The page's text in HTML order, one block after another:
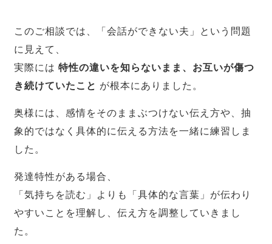
このご相談では、「会話ができない夫」という問題
に見えて、
実際には特性の違いを知らないまま、お互いが傷つ
き続けていたこと が根本にありました。
奥様には、感情をそのままぶつけない伝え方や、抽
象的ではなく具体的に伝える方法を一緒に練習しま
した。
発達特性がある場合、
「気持ちを読む」よりも「具体的な言葉」が伝わり
やすいことを理解し、伝え方を調整していきまし
た。